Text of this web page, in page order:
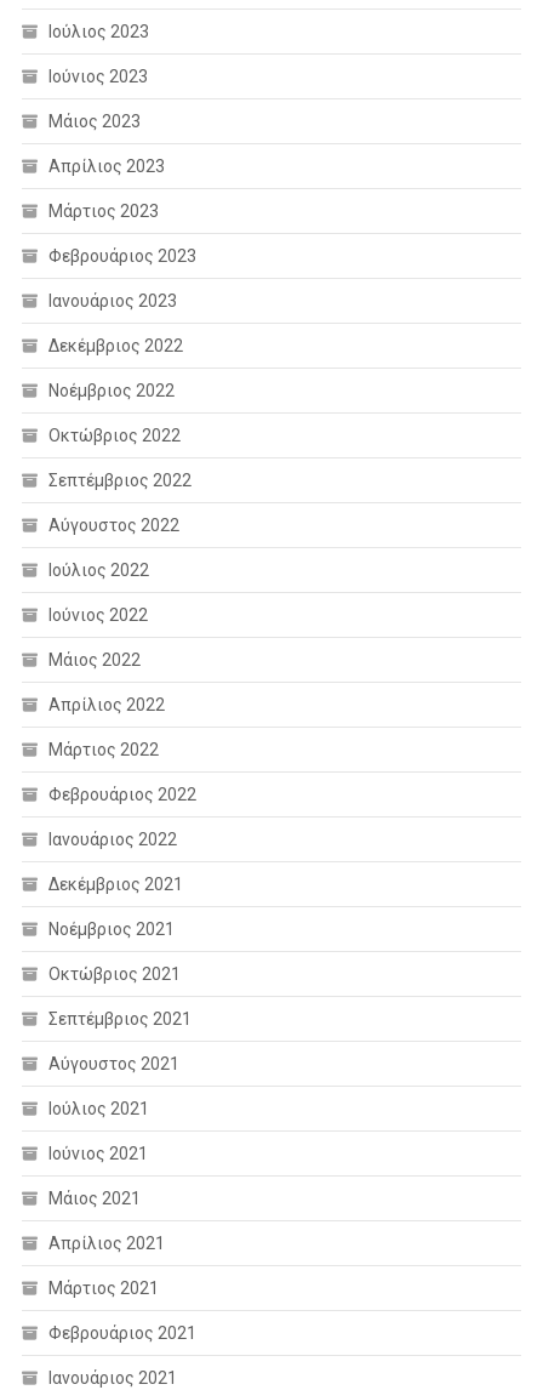
Ιούλιος 2023
Ιούνιος 2023
Μάιος 2023
Απρίλιος 2023
Μάρτιος 2023
Φεβρουάριος 2023
Ιανουάριος 2023
Δεκέμβριος 2022
Νοέμβριος 2022
Οκτώβριος 2022
Σεπτέμβριος 2022
Αύγουστος 2022
Ιούλιος 2022
Ιούνιος 2022
Μάιος 2022
Απρίλιος 2022
Μάρτιος 2022
Φεβρουάριος 2022
Ιανουάριος 2022
Δεκέμβριος 2021
Νοέμβριος 2021
Οκτώβριος 2021
Σεπτέμβριος 2021
Αύγουστος 2021
Ιούλιος 2021
Ιούνιος 2021
Μάιος 2021
Απρίλιος 2021
Μάρτιος 2021
Φεβρουάριος 2021
Ιανουάριος 2021